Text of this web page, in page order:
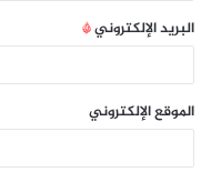
البريد الإلكتروني*
الموقع الإلكتروني